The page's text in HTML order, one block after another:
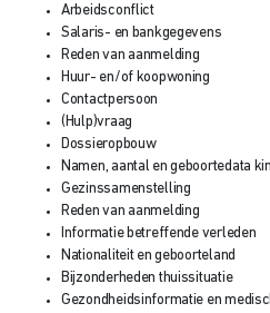
Arbeidsconflict
Salaris- en bankgegevens
Reden van aanmelding
Huur- en/of koopwoning
Contactpersoon
(Hulp)vraag
Dossieropbouw
Namen, aantal en geboortedata
Gezinssamenstelling
Reden van aanmelding
Informatie betreffende verleden
Nationaliteit en geboorteland
Bijzonderheden thuissituatie
Gezondheidsinformatie en